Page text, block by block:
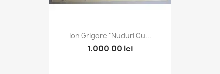
Ion Grigore "Nuduri Cu...
1.000,00 lei